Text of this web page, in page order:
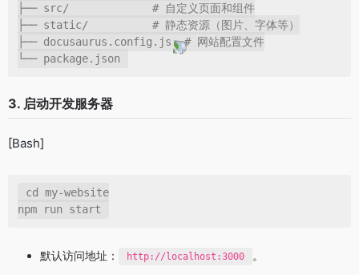
├── src/             # 自定义页面和组件
├── static/          # 静态资源（图片、字体等）
├── docusaurus.config.js  # 网站配置文件
└── package.json
3. 启动开发服务器
[Bash]
cd my-website
npm run start
默认访问地址： http://localhost:3000 。